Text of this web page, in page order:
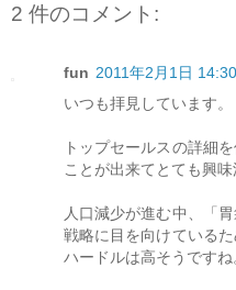
2 件のコメント:
fun 2011年2月1日 14:30
いつも拝見しています。
トップセールスの詳細
ことが出来てとても興味
人口減少が進む中、「
戦略に目を向けている
ハードルは高そうですね